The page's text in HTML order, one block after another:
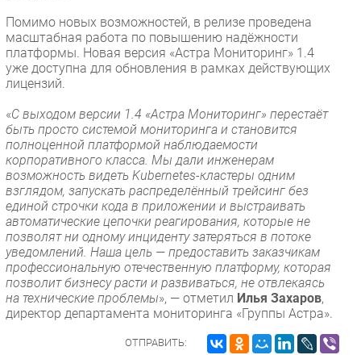
Помимо новых возможностей, в релизе проведена
масштабная работа по повышению надёжности
платформы. Новая версия «Астра Мониторинг» 1.4
уже доступна для обновления в рамках действующих
лицензий.
«С выходом версии 1.4 «Астра Мониторинг» перестаёт
быть просто системой мониторинга и становится
полноценной платформой наблюдаемости
корпоративного класса. Мы дали инженерам
возможность видеть Kubernetes-кластеры одним
взглядом, запускать распределённый трейсинг без
единой строчки кода в приложении и выстраивать
автоматические цепочки реагирования, которые не
позволят ни одному инциденту затеряться в потоке
уведомлений. Наша цель — предоставить заказчикам
профессиональную отечественную платформу, которая
позволит бизнесу расти и развиваться, не отвлекаясь
на технические проблемы», — отметил Илья Захаров,
директор департамента мониторинга «Группы Астра».
ОТПРАВИТЬ: